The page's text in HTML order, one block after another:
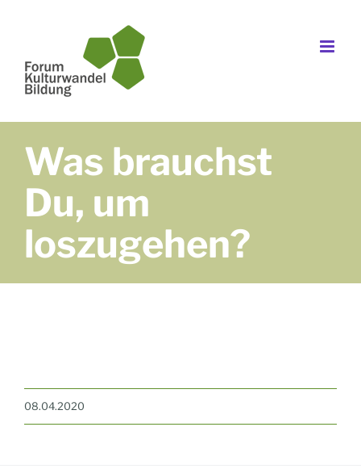
springen
Was brauchst
Du, um
loszugehen?
08.04.2020